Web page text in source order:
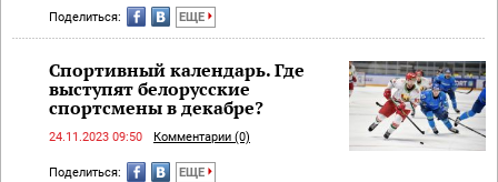
Поделиться: ЕЩЕ
Спортивный календарь. Где
выступят белорусские
спортсмены в декабре?
24.11.2023 09:50 Комментарии (0)
Поделиться: ЕЩЕ